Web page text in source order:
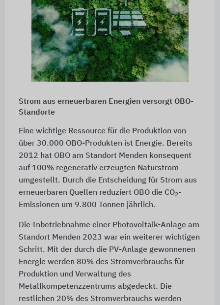
Strom aus erneuerbaren Energien versorgt OBO-
Standorte
Eine wichtige Ressource für die Produktion von
über 30.000 OBO-Produkten ist Energie. Bereits
2012 hat OBO am Standort Menden konsequent
auf 100% regenerativ erzeugten Naturstrom
umgestellt. Durch die Entscheidung für Strom aus
erneuerbaren Quellen reduziert OBO die CO2-
Emissionen um 9.800 Tonnen jährlich.
Die Inbetriebnahme einer Photovoltaik-Anlage am
Standort Menden 2023 war ein weiterer wichtigen
Schritt. Mit der durch die PV-Anlage gewonnenen
Energie werden 80% des Stromverbrauchs für
Produktion und Verwaltung des
Metallkompetenzzentrums abgedeckt. Die
restlichen 20% des Stromverbrauchs werden